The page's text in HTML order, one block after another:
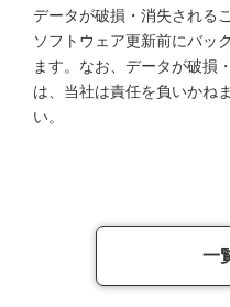
データが破損・消失される
ソフトウェア更新前にバッ
ます。なお、データが破損
は、当社は責任を負いかね
い。
一